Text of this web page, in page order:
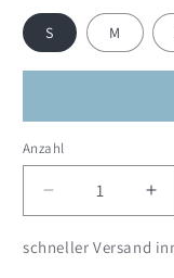
S M
Anzahl
Anzahl
Verringere
die
Menge
die
schneller Versand